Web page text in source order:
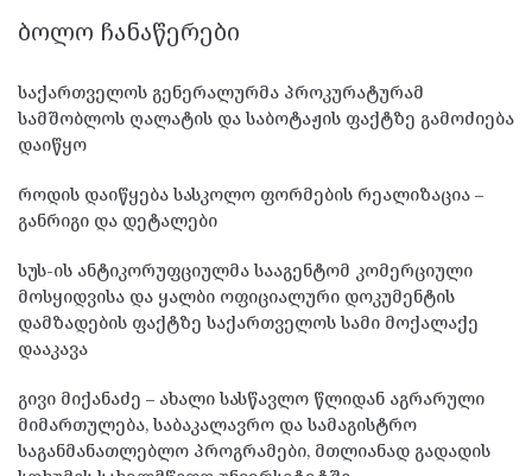
ᲑᲝᲚᲝ ᲩᲐᲜᲐᲬᲔᲠᲔᲑᲘ
საქართველოს გენერალურმა პროკურატურამ
სამშობლოს ღალატის და საბოტაჟის ფაქტზე გამოძიება
დაიწყო
როდის დაიწყება სასკოლო ფორმების რეალიზაცია –
განრიგი და დეტალები
სუს-ის ანტიკორუფციულმა სააგენტომ კომერციული
მოსყიდვისა და ყალბი ოფიციალური დოკუმენტის
დამზადების ფაქტზე საქართველოს სამი მოქალაქე
დააკავა
გივი მიქანაძე – ახალი სასწავლო წლიდან აგრარული
მიმართულება, საბაკალავრო და სამაგისტრო
საგანმანათლებლო პროგრამები, მთლიანად გადადის